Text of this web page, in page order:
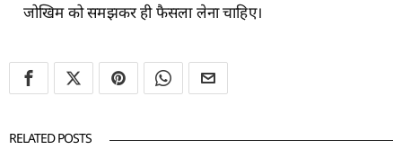
जोखिम को समझकर ही फैसला लेना चाहिए।
RELATED POSTS